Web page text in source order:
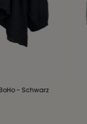
- Schwarz